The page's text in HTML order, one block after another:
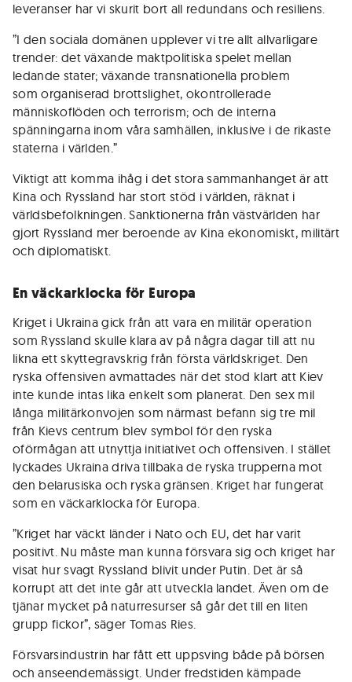
leveranser har vi skurit bort all redundans och resiliens.
”I den sociala domänen upplever vi tre allt allvarligare
trender: det växande maktpolitiska spelet mellan
ledande stater; växande transnationella problem
som organiserad brottslighet, okontrollerade
människoflöden och terrorism; och de interna
spänningarna inom våra samhällen, inklusive i de rikaste
staterna i världen.”
Viktigt att komma ihåg i det stora sammanhanget är att
Kina och Ryssland har stort stöd i världen, räknat i
världsbefolkningen. Sanktionerna från västvärlden har
gjort Ryssland mer beroende av Kina ekonomiskt, militärt
och diplomatiskt.
En väckarklocka för Europa
Kriget i Ukraina gick från att vara en militär operation
som Ryssland skulle klara av på några dagar till att nu
likna ett skyttegravskrig från första världskriget. Den
ryska offensiven avmattades när det stod klart att Kiev
inte kunde intas lika enkelt som planerat. Den sex mil
långa militärkonvojen som närmast befann sig tre mil
från Kievs centrum blev symbol för den ryska
oförmågan att utnyttja initiativet och offensiven. I stället
lyckades Ukraina driva tillbaka de ryska trupperna mot
den belarusiska och ryska gränsen. Kriget har fungerat
som en väckarklocka för Europa.
”Kriget har väckt länder i Nato och EU, det har varit
positivt. Nu måste man kunna försvara sig och kriget har
visat hur svagt Ryssland blivit under Putin. Det är så
korrupt att det inte går att utveckla landet. Även om de
tjänar mycket på naturresurser så går det till en liten
grupp fickor”, säger Tomas Ries.
Försvarsindustrin har fått ett uppsving både på börsen
och anseendemässigt. Under fredstiden kämpade